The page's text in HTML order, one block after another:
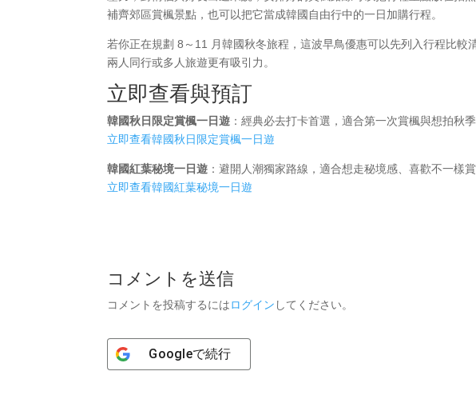
補齊郊區賞楓景點，也可以把它當成韓國自由行中的一日加購行程。
若你正在規劃 8～11 月韓國秋冬旅程，這波早鳥優惠可以先列入行程比
兩人同行或多人旅遊更有吸引力。
立即查看與預訂
韓國秋日限定賞楓一日遊 ：經典必去打卡首選，適合第一次賞楓與想拍秋季
立即查看韓國秋日限定賞楓一日遊
韓國紅葉秘境一日遊 ：避開人潮獨家路線，適合想走秘境感、喜歡不一樣
立即查看韓國紅葉秘境一日遊
コメントを送信
コメントを投稿するにはログイン してください。
Googleで続行